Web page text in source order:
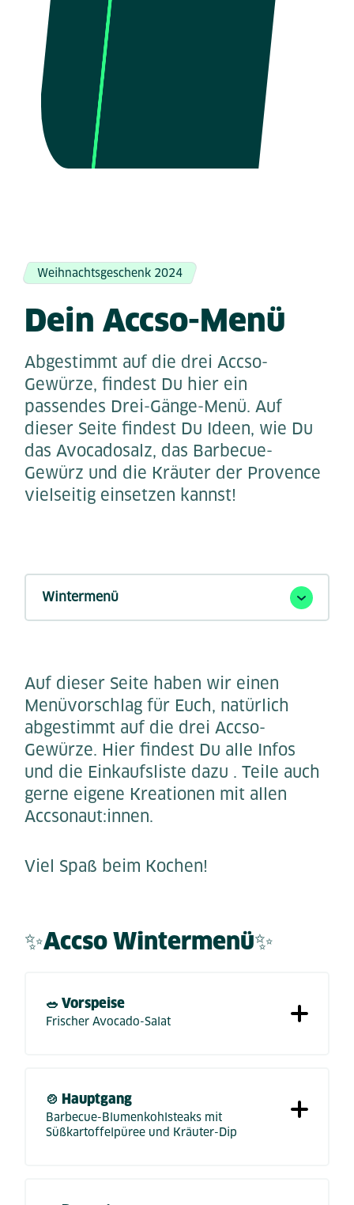
Weihnachtsgeschenk 2024
Dein Accso-Menü
Abgestimmt auf die drei Accso-
Gewürze, findest Du hier ein
passendes Drei-Gänge-Menü. Auf
dieser Seite findest Du Ideen, wie Du
das Avocadosalz, das Barbecue-
Gewürz und die Kräuter der Provence
vielseitig einsetzen kannst!
Auf dieser Seite haben wir einen
Menüvorschlag für Euch, natürlich
abgestimmt auf die drei Accso-
Gewürze. Hier findest Du alle Infos
und die Einkaufsliste dazu . Teile auch
gerne eigene Kreationen mit allen
Accsonaut:innen.
Viel Spaß beim Kochen!
✨Accso Wintermenü✨
🥗 Vorspeise
Frischer Avocado-Salat
🍲 Hauptgang
Barbecue-Blumenkohlsteaks mit
Süßkartoffelpüree und Kräuter-Dip